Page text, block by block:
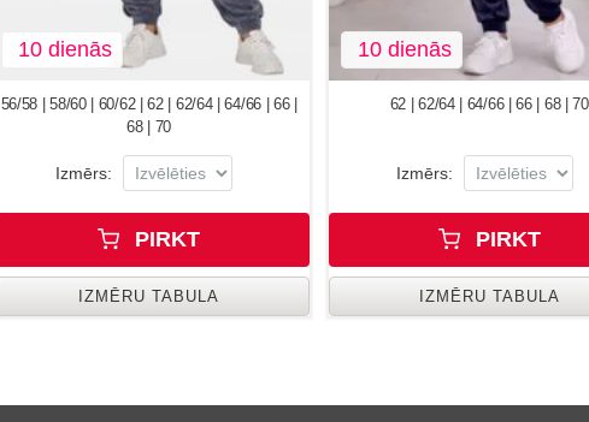
10 dienās
56/58 | 58/60 | 60/62 | 62 | 62/64 | 64/66 | 66 |
68 | 70
Izmērs:
PIRKT
IZMĒRU TABULA
10 dienās
62 | 62/64 | 64/66 | 66 | 68 | 70
Izmērs:
PIRKT
IZMĒRU TABULA